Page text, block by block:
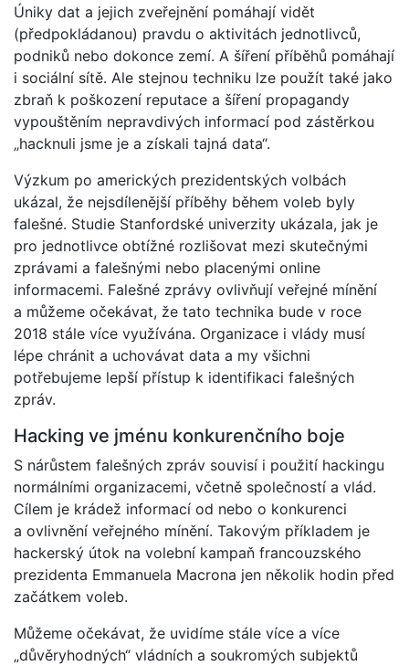
Úniky dat a jejich zveřejnění pomáhají vidět
(předpokládanou) pravdu o aktivitách jednotlivců,
podniků nebo dokonce zemí. A šíření příběhů pomáhají
i sociální sítě. Ale stejnou techniku lze použít také jako
zbraň k poškození reputace a šíření propagandy
vypouštěním nepravdivých informací pod zástěrkou
„hacknuli jsme je a získali tajná data“.
Výzkum po amerických prezidentských volbách
ukázal, že nejsdílenější příběhy během voleb byly
falešné. Studie Stanfordské univerzity ukázala, jak je
pro jednotlivce obtížné rozlišovat mezi skutečnými
zprávami a falešnými nebo placenými online
informacemi. Falešné zprávy ovlivňují veřejné mínění
a můžeme očekávat, že tato technika bude v roce
2018 stále více využívána. Organizace i vlády musí
lépe chránit a uchovávat data a my všichni
potřebujeme lepší přístup k identifikaci falešných
zpráv.
Hacking ve jménu konkurenčního boje
S nárůstem falešných zpráv souvisí i použití hackingu
normálními organizacemi, včetně společností a vlád.
Cílem je krádež informací od nebo o konkurenci
a ovlivnění veřejného mínění. Takovým příkladem je
hackerský útok na volební kampaň francouzského
prezidenta Emmanuela Macrona jen několik hodin před
začátkem voleb.
Můžeme očekávat, že uvidíme stále více a více
„důvěryhodných“ vládních a soukromých subjektů